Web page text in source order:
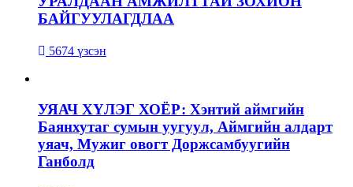
БАЙГУУЛАГДЛАА
5674 үзсэн
УЯАЧ ХҮЛЭГ ХОЁР: Хэнтий аймгийн
Баянхутаг сумын уугуул, Аймгийн алдарт
уяач, Мужиг овогт Доржсамбуугийн
Ганболд